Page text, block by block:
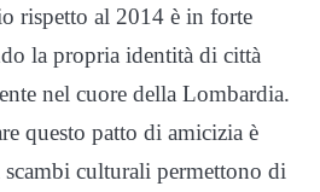
rispetto al 2014 è in forte
la propria identità di città
nel cuore della Lombardia.
questo patto di amicizia è
culturali permettono di